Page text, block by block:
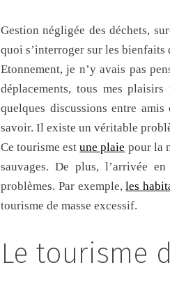
Gestion négligée des déchets,
quoi s’interroger sur les
Etonnement, je n’y avais pas
déplacements, tous mes
quelques discussions entre
savoir. Il existe un véritable
Ce tourisme estune plaie pour la
sauvages. De plus, l’arrivée
problèmes. Par exemple,les
tourisme de masse excessif.
Le tourisme